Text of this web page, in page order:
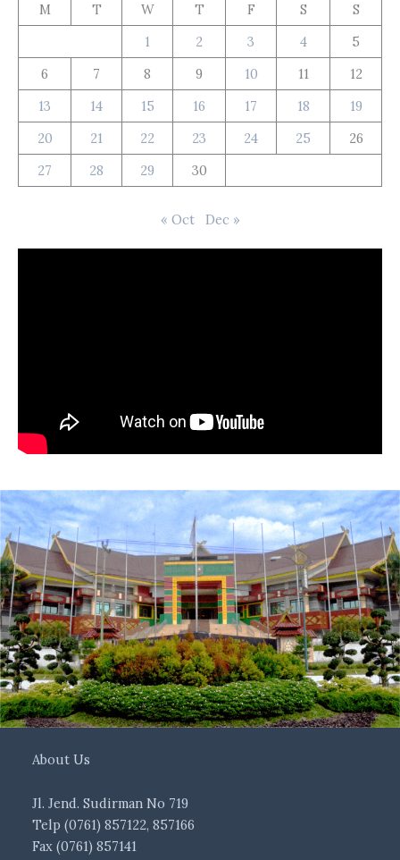
M
T W T F S
S
1
2 3 4
5
6
7 8 9 10 11
12
13
14 15 16 17 18
19
20
21 22 23 24 25
26
27
28 29 30
« Oct Dec »
About Us
Jl. Jend. Sudirman No 719
Telp (0761) 857122, 857166
Fax (0761) 857141